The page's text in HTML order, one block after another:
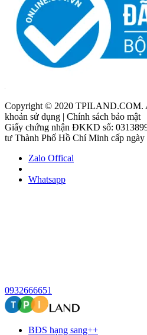
Copyright © 2020 TPILAND.COM.
khoản sử dụng | Chính sách bảo mật
Giấy chứng nhận ĐKKD số:
tư Thành Phố Hồ Chí Minh cấp ngày
Zalo Offical
Whatsapp
0932666651
BĐS hạng sang++